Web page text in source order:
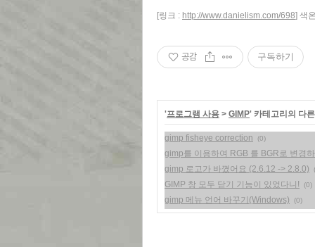
[링크 : http://www.danielism.com/698] 색
공감 구독하기
'프로그램 사용 > GIMP' 카테고리의 다
gimp fisheye correction (0)
gimp를 이용하여 RGB 를 BGR로 변경
gimp 로고가 바꼈어요 (2.6.12 -> 2.8.0)
GIMP 창 모두 닫기 기능이 있었다니! (0)
gimp 메뉴 언어 바꾸기(Windows) (0)